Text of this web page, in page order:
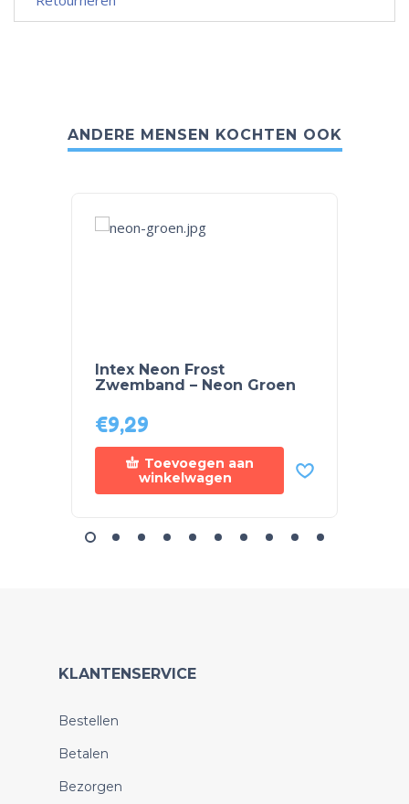
ANDERE MENSEN KOCHTEN OOK
Intex Neon Frost
Zwemband – Neon Groen
€9,29
Toevoegen aan
winkelwagen
KLANTENSERVICE
Bestellen
Betalen
Bezorgen